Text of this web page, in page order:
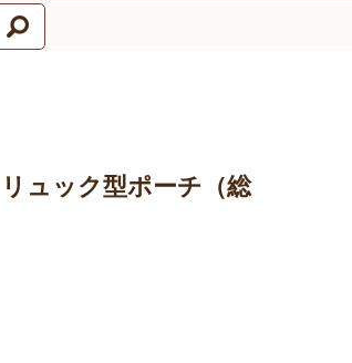
ュック型ポーチ（総